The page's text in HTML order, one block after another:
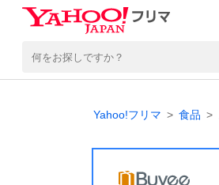
Yahoo!フリマ 食品